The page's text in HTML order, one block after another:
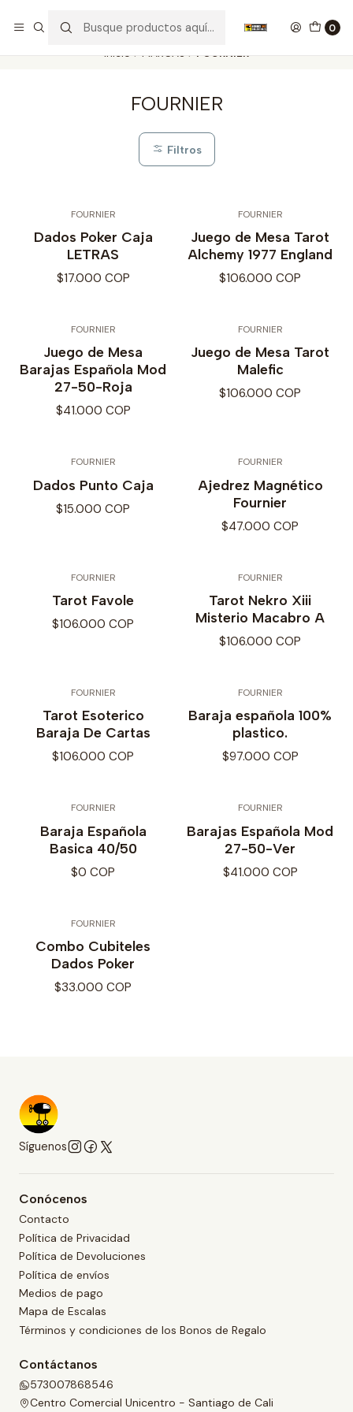
0
Inicio MARCAS FOURNIER
FOURNIER
Filtros
FOURNIER
Dados Poker Caja
LETRAS
$17.000 COP
FOURNIER
Juego de Mesa Tarot
Alchemy 1977 England
$106.000 COP
FOURNIER
Juego de Mesa
Barajas Española Mod
27-50-Roja
$41.000 COP
FOURNIER
Juego de Mesa Tarot
Malefic
$106.000 COP
FOURNIER
Dados Punto Caja
$15.000 COP
FOURNIER
Ajedrez Magnético
Fournier
$47.000 COP
FOURNIER
Tarot Favole
$106.000 COP
FOURNIER
Tarot Nekro Xiii
Misterio Macabro A
$106.000 COP
FOURNIER
Tarot Esoterico
Baraja De Cartas
$106.000 COP
FOURNIER
Baraja española 100%
plastico.
$97.000 COP
FOURNIER
Baraja Española
Basica 40/50
$0 COP
FOURNIER
Barajas Española Mod
27-50-Ver
$41.000 COP
FOURNIER
Combo Cubiteles
Dados Poker
$33.000 COP
Síguenos
Conócenos
Contacto
Política de Privacidad
Política de Devoluciones
Política de envíos
Medios de pago
Mapa de Escalas
Términos y condiciones de los Bonos de Regalo
Contáctanos
573007868546
Centro Comercial Unicentro - Santiago de Cali